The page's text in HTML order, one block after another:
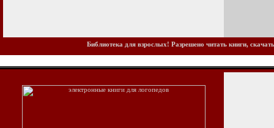
Библиотека для взрослых! Разрешено читать книги,